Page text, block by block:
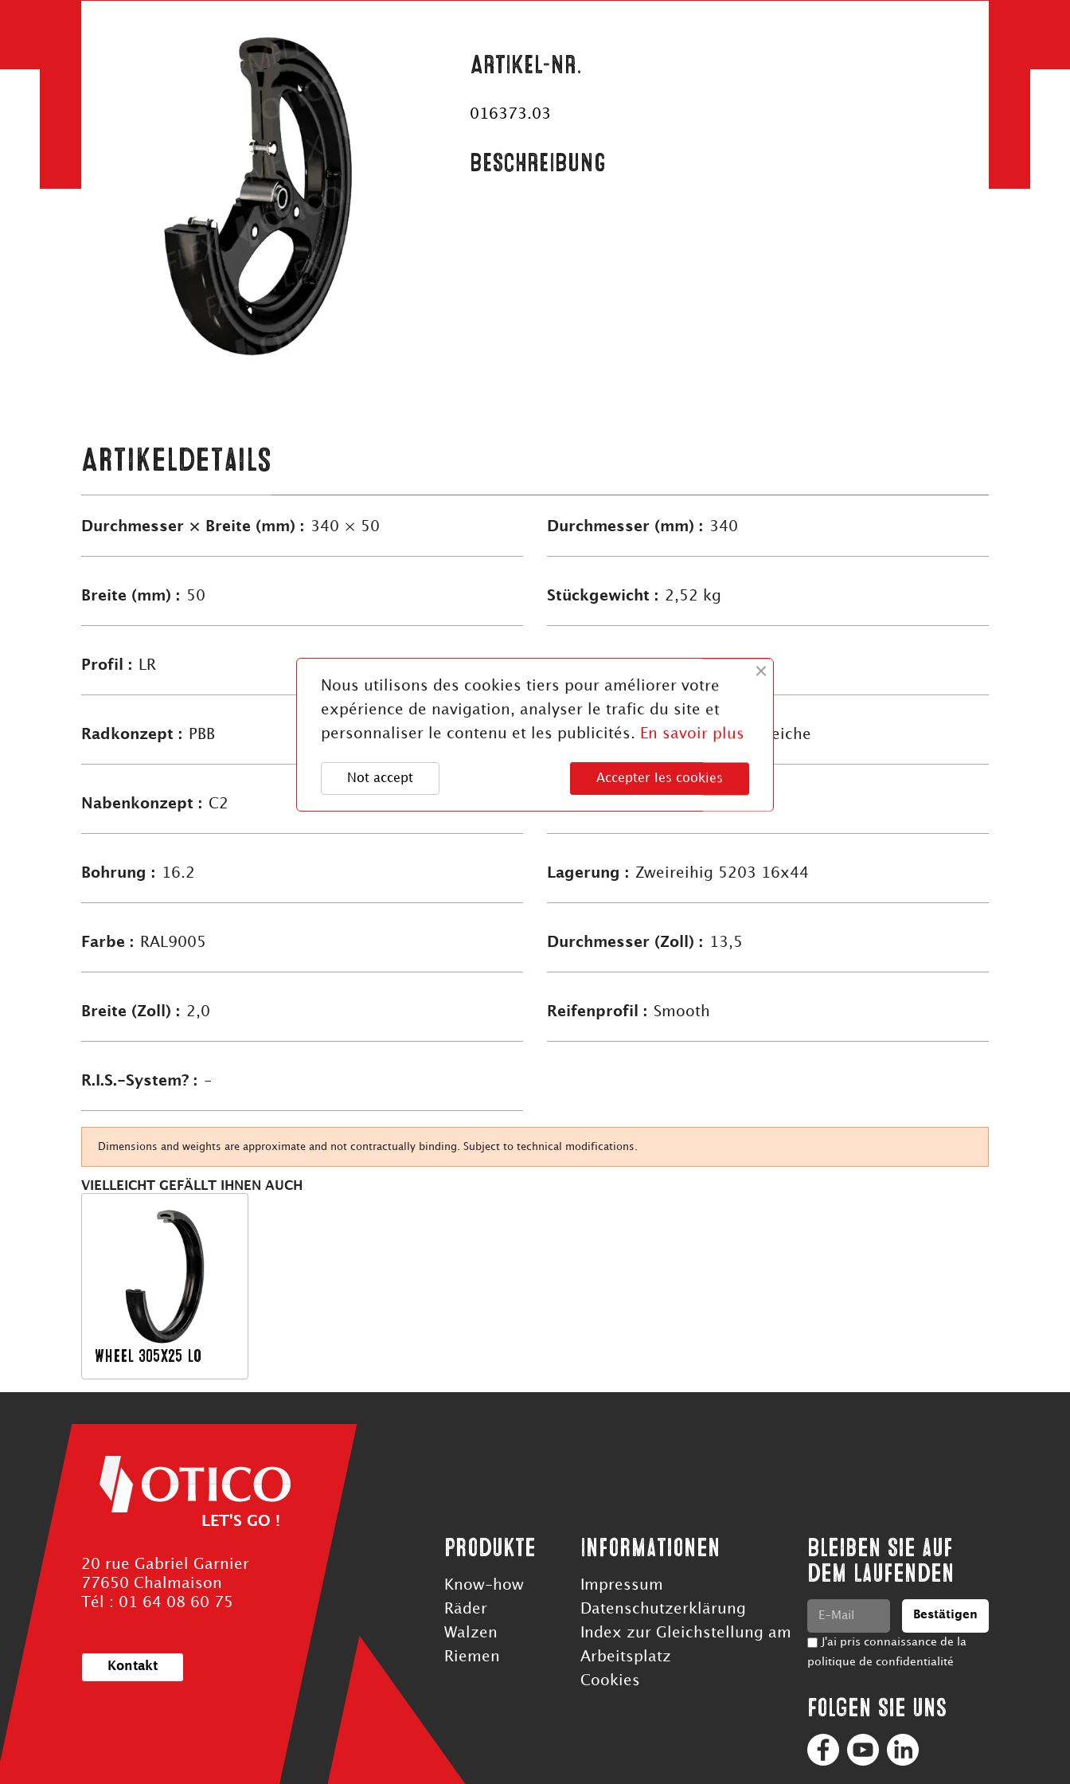
ARTIKEL-NR.
016373.03
BESCHREIBUNG
Artikeldetails
Durchmesser × Breite (mm) : 340 × 50 Durchmesser (mm) : 340
Breite (mm) : 50 Stückgewicht : 2,52 kg
Profil : LR
Radkonzept : PBB Felgenkonzept : Polymer / Speiche
Nabenkonzept : C2
Bohrung : 16.2 Lagerung : Zweireihig 5203 16x44
Farbe : RAL9005 Durchmesser (Zoll) : 13,5
Breite (Zoll) : 2,0 Reifenprofil : Smooth
R.I.S.-System? : -
Dimensions and weights are approximate and not contractually binding. Subject to technical modifications.
VIELLEICHT GEFÄLLT IHNEN AUCH
WHEEL 305X25 LO
LET'S GO !
20 rue Gabriel Garnier
77650 Chalmaison
Tél : 01 64 08 60 75
Kontakt
Produkte
Know-how
Räder
Walzen
Riemen
Informationen
Impressum
Datenschutzerklärung
Index zur Gleichstellung am
Arbeitsplatz
Cookies
Bleiben Sie auf
dem Laufenden
Bestätigen
J'ai pris connaissance de la
politique de confidentialité
Folgen Sie uns
Nous utilisons des cookies tiers pour améliorer votre
expérience de navigation, analyser le trafic du site et
personnaliser le contenu et les publicités. En savoir plus
Accepter les cookies
Not accept